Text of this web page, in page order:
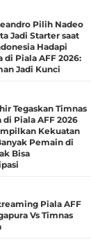
Pilih Nadeo
Jadi Starter saat
Hadapi
di Piala AFF 2026:
Jadi Kunci
Tegaskan Timnas
di Piala AFF 2026
Kekuatan
Pemain di
Bisa
Piala AFF
Vs Timnas